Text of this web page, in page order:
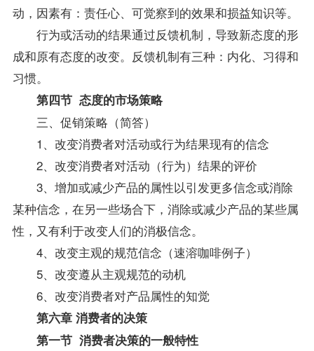
动，因素有：责任心、可觉察到的效果和损益知识等。
行为或活动的结果通过反馈机制，导致新态度的形
成和原有态度的改变。反馈机制有三种：内化、习得和
习惯。
第四节 态度的市场策略
三、促销策略（简答）
1、改变消费者对活动或行为结果现有的信念
2、改变消费者对活动（行为）结果的评价
3、增加或减少产品的属性以引发更多信念或消除
某种信念，在另一些场合下，消除或减少产品的某些属
性，又有利于改变人们的消极信念。
4、改变主观的规范信念（速溶咖啡例子）
5、改变遵从主观规范的动机
6、改变消费者对产品属性的知觉
第六章 消费者的决策
第一节 消费者决策的一般特性